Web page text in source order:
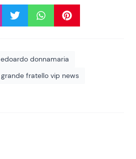
edoardo donnamaria
grande fratello vip news